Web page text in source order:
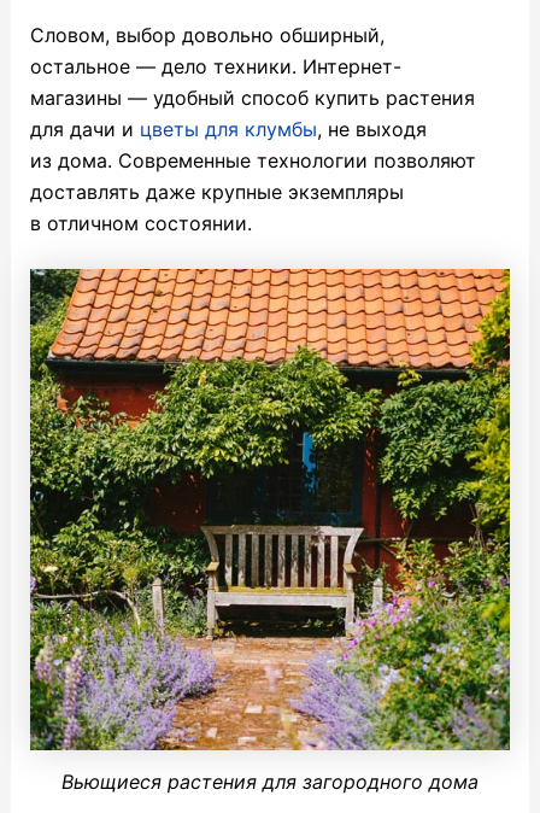
Словом, выбор довольно обширный,
остальное — дело техники. Интернет-
магазины — удобный способ купить растения
для дачи и цветы для клумбы, не выходя
из дома. Современные технологии позволяют
доставлять даже крупные экземпляры
в отличном состоянии.
Вьющиеся растения для загородного дома